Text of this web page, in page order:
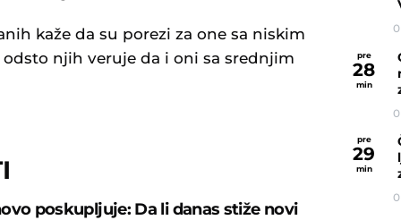
kaže da su porezi za one sa niskim
njih veruje da i oni sa srednjim
poskupljuje: Da li danas stiže novi
0
pre
28
min
0
pre
29
min
0